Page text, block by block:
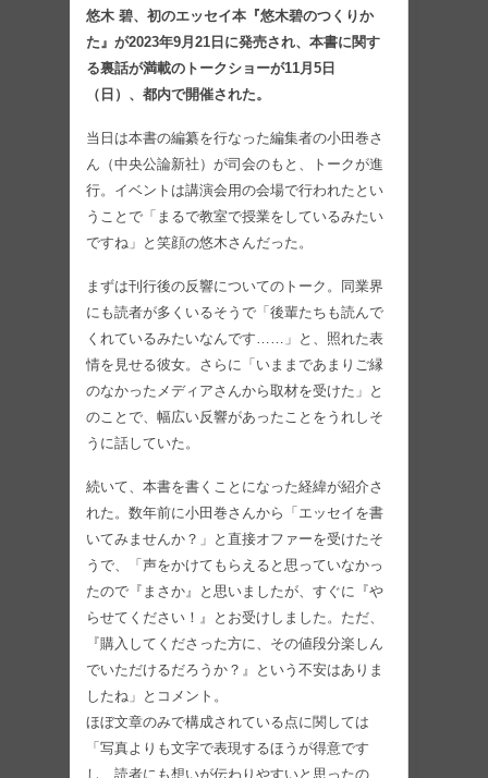
悠木 碧、初のエッセイ本『悠木碧のつくりか
た』が2023年9月21日に発売され、本書に関す
る裏話が満載のトークショーが11月5日
（日）、都内で開催された。
当日は本書の編纂を行なった編集者の小田巻さ
ん（中央公論新社）が司会のもと、トークが進
行。イベントは講演会用の会場で行われたとい
うことで「まるで教室で授業をしているみたい
ですね」と笑顔の悠木さんだった。
まずは刊行後の反響についてのトーク。同業界
にも読者が多くいるそうで「後輩たちも読んで
くれているみたいなんです……」と、照れた表
情を見せる彼女。さらに「いままであまりご縁
のなかったメディアさんから取材を受けた」と
のことで、幅広い反響があったことをうれしそ
うに話していた。
続いて、本書を書くことになった経緯が紹介さ
れた。数年前に小田巻さんから「エッセイを書
いてみませんか？」と直接オファーを受けたそ
うで、「声をかけてもらえると思っていなかっ
たので『まさか』と思いましたが、すぐに『や
らせてください！』とお受けしました。ただ、
『購入してくださった方に、その値段分楽しん
でいただけるだろうか？』という不安はありま
したね」とコメント。
ほぼ文章のみで構成されている点に関しては
「写真よりも文字で表現するほうが得意です
し、読者にも想いが伝わりやすいと思ったの